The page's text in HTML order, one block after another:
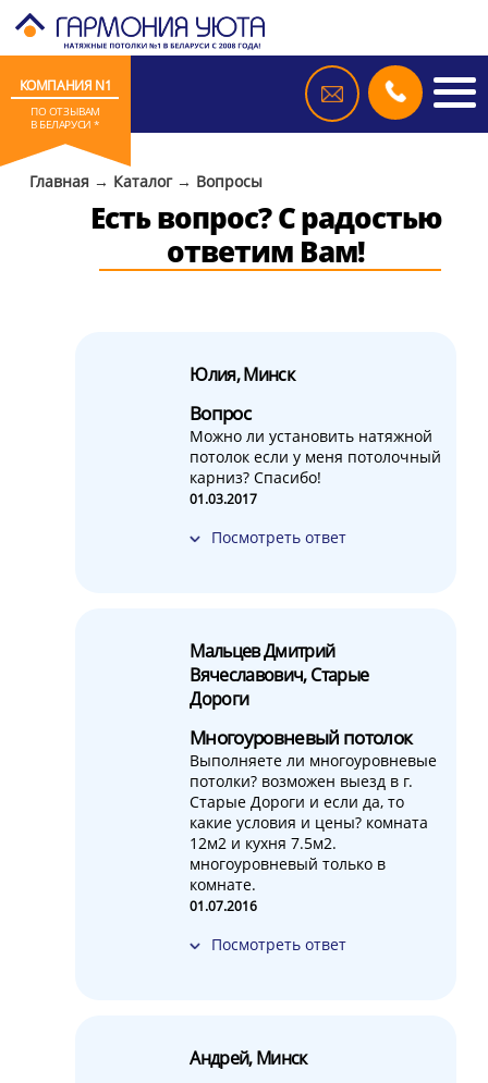
КОМПАНИЯ N1
ПО ОТЗЫВАМ
В БЕЛАРУСИ *
Главная→ Каталог→ Вопросы
Есть вопрос? С радостью
ответим Вам!
Юлия, Минск
Вопрос
Можно ли установить натяжной
потолок если у меня потолочный
карниз? Спасибо!
01.03.2017
Посмотреть ответ
Мальцев Дмитрий
Вячеславович, Старые
Дороги
Многоуровневый потолок
Выполняете ли многоуровневые
потолки? возможен выезд в г.
Старые Дороги и если да, то
какие условия и цены? комната
12м2 и кухня 7.5м2.
многоуровневый только в
комнате.
01.07.2016
Посмотреть ответ
Андрей, Минск